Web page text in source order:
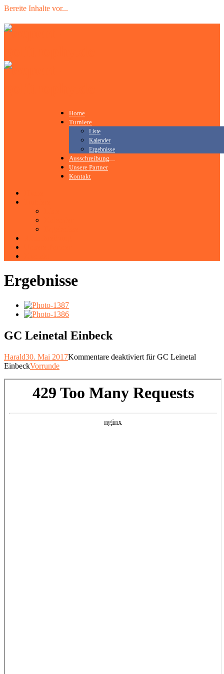
Bereite Inhalte vor...
Home
Turniere
Liste
Kalender
Ergebnisse
Ausschreibung
Unsere Partner
Kontakt
Ergebnisse
GC Leinetal Einbeck
Harald30. Mai 2017Kommentare deaktiviert für GC Leinetal
EinbeckVorrunde